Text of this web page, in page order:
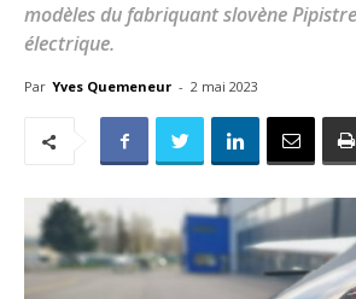
modèles du fabriquant slovène
électrique.
Par Yves Quemeneur - 2 mai 2023